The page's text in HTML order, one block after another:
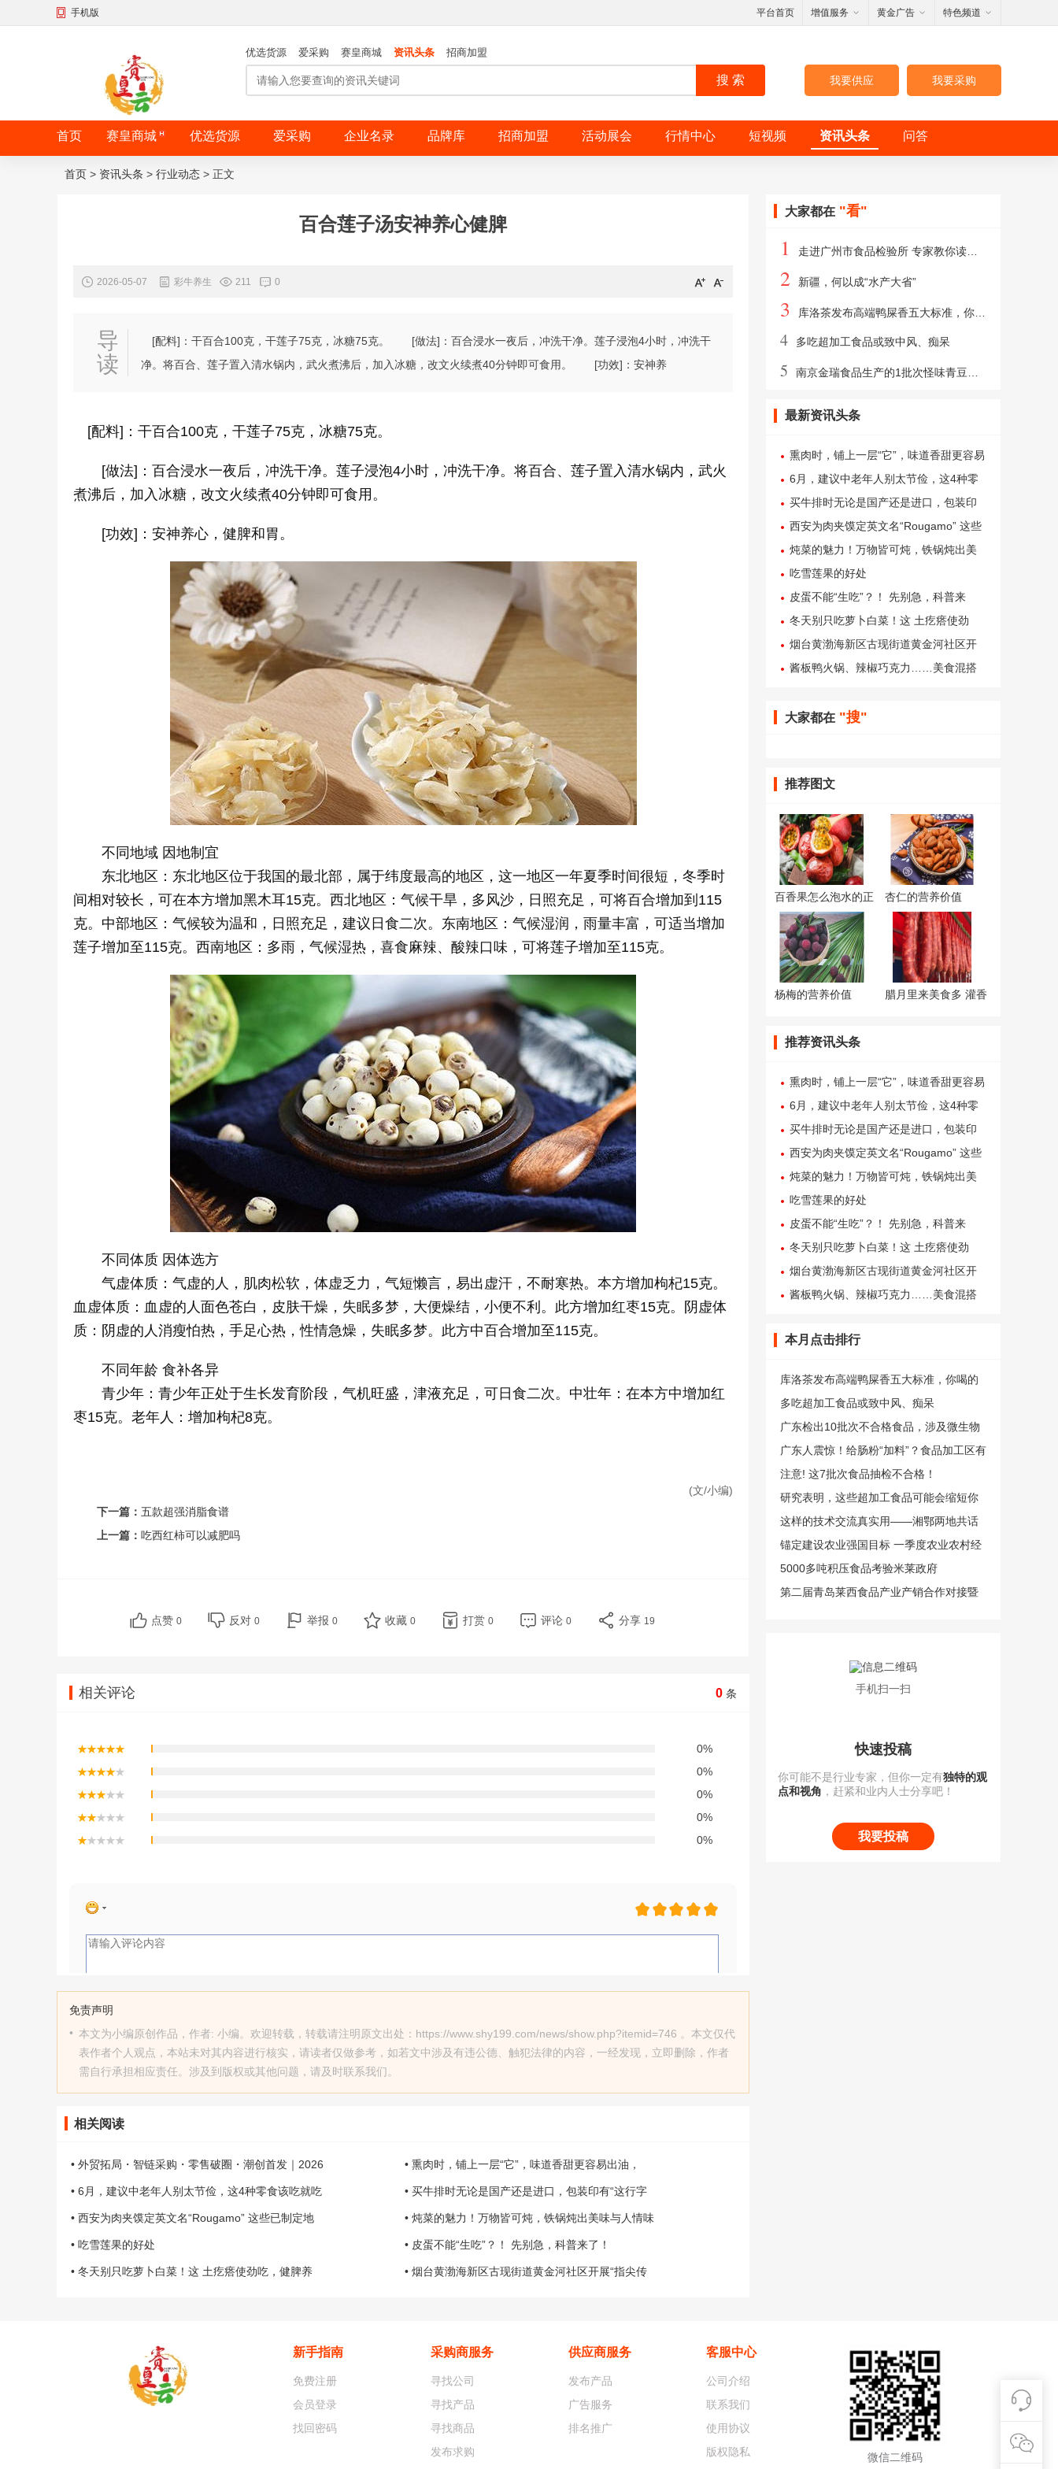
手机版 平台首页 增值服务 黄金广告 特色频道
优选货源 爱采购 赛皇商城 资讯头条 招商加盟
搜 索 我要采购
我要供应
首页 赛皇商城 优选货源 爱采购 企业名录 品牌库 招商加盟 活动展会 行情中心 短视频 资讯头条 问答
首页 > 资讯头条 > 行业动态 > 正文
百合莲子汤安神养心健脾
2026-05-07 彩牛养生 211 0
导
读
[配料]：干百合100克，干莲子75克，冰糖75克。 [做法]：百合浸水一夜后，冲洗干净。莲子浸泡4小时，冲洗干
净。将百合、莲子置入清水锅内，武火煮沸后，加入冰糖，改文火续煮40分钟即可食用。 [功效]：安神养
[配料]：干百合100克，干莲子75克，冰糖75克。
[做法]：百合浸水一夜后，冲洗干净。莲子浸泡4小时，冲洗干净。将百合、莲子置入清水锅内，武火
煮沸后，加入冰糖，改文火续煮40分钟即可食用。
[功效]：安神养心，健脾和胃。
不同地域 因地制宜
东北地区：东北地区位于我国的最北部，属于纬度最高的地区，这一地区一年夏季时间很短，冬季时
间相对较长，可在本方增加黑木耳15克。西北地区：气候干旱，多风沙，日照充足，可将百合增加到115
克。中部地区：气候较为温和，日照充足，建议日食二次。东南地区：气候湿润，雨量丰富，可适当增加
莲子增加至115克。西南地区：多雨，气候湿热，喜食麻辣、酸辣口味，可将莲子增加至115克。
不同体质 因体选方
气虚体质：气虚的人，肌肉松软，体虚乏力，气短懒言，易出虚汗，不耐寒热。本方增加枸杞15克。
血虚体质：血虚的人面色苍白，皮肤干燥，失眠多梦，大便燥结，小便不利。此方增加红枣15克。阴虚体
质：阴虚的人消瘦怕热，手足心热，性情急燥，失眠多梦。此方中百合增加至115克。
不同年龄 食补各异
青少年：青少年正处于生长发育阶段，气机旺盛，津液充足，可日食二次。中壮年：在本方中增加红
枣15克。老年人：增加枸杞8克。
(文/小编)
下一篇： 五款超强消脂食谱
上一篇： 吃西红柿可以减肥吗
点赞 0 反对 0 举报 0 收藏 0 打赏 0 评论 0 分享 19
0 条
相关评论
免责声明
• 本文为小编原创作品，作者: 小编。欢迎转载，转载请注明原文出处：https://www.shy199.com/news/show.php?itemid=746 。本文仅代
表作者个人观点，本站未对其内容进行核实，请读者仅做参考，如若文中涉及有违公德、触犯法律的内容，一经发现，立即删除，作者
需自行承担相应责任。涉及到版权或其他问题，请及时联系我们。
相关阅读
• 外贸拓局・智链采购・零售破圈・潮创首发｜2026 • 熏肉时，铺上一层“它”，味道香甜更容易出油，
• 6月，建议中老年人别太节俭，这4种零食该吃就吃 • 买牛排时无论是国产还是进口，包装印有“这行字
• 西安为肉夹馍定英文名“Rougamo” 这些已制定地 • 炖菜的魅力！万物皆可炖，铁锅炖出美味与人情味
• 吃雪莲果的好处 • 皮蛋不能“生吃”？！ 先别急，科普来了！
• 冬天别只吃萝卜白菜！这 土疙瘩使劲吃，健脾养 • 烟台黄渤海新区古现街道黄金河社区开展“指尖传
大家都在 "看"
1 走进广州市食品检验所 专家教你读懂食品标签背后藏着这些秘密
2 新疆，何以成“水产大省”
3 库洛茶发布高端鸭屎香五大标准，你喝的茶是什么等级？
4 多吃超加工食品或致中风、痴呆
5 南京金瑞食品生产的1批次怪味青豆过氧化值超标
最新资讯头条
熏肉时，铺上一层“它”，味道香甜更容易
出油，吃起来口感更好
6月，建议中老年人别太节俭，这4种零
食该吃就吃，元气满满过夏天
买牛排时无论是国产还是进口，包装印
有“这行字”，就是合成牛排
西安为肉夹馍定英文名“Rougamo” 这些
已制定地方标准的特色小吃是你家乡的
吗？
炖菜的魅力！万物皆可炖，铁锅炖出美
味与人情味
吃雪莲果的好处
皮蛋不能“生吃”？！ 先别急，科普来
了！
冬天别只吃萝卜白菜！这 土疙瘩使劲
吃，健脾养胃抗炎，实惠营养
烟台黄渤海新区古现街道黄金河社区开
展“指尖传美食 面点乐分享”面点技能培
酱板鸭火锅、辣椒巧克力……美食混搭
大家都在 "搜"
推荐图文
百香果怎么泡水的正
确
杏仁的营养价值
杨梅的营养价值 腊月里来美食多 灌香
推荐资讯头条
熏肉时，铺上一层“它”，味道香甜更容易
出油，吃起来口感更好
6月，建议中老年人别太节俭，这4种零
食该吃就吃，元气满满过夏天
买牛排时无论是国产还是进口，包装印
有“这行字”，就是合成牛排
西安为肉夹馍定英文名“Rougamo” 这些
已制定地方标准的特色小吃是你家乡的
吗？
炖菜的魅力！万物皆可炖，铁锅炖出美
味与人情味
吃雪莲果的好处
皮蛋不能“生吃”？！ 先别急，科普来
了！
冬天别只吃萝卜白菜！这 土疙瘩使劲
吃，健脾养胃抗炎，实惠营养
烟台黄渤海新区古现街道黄金河社区开
展“指尖传美食 面点乐分享”面点技能培
酱板鸭火锅、辣椒巧克力……美食混搭
本月点击排行
库洛茶发布高端鸭屎香五大标准，你喝的
茶是什么等级？
多吃超加工食品或致中风、痴呆
广东检出10批次不合格食品，涉及微生物
污染、食品添加剂超限量使用及其他指标
问题
广东人震惊！给肠粉“加料”？食品加工区有
鼠迹……
注意! 这7批次食品抽检不合格！
研究表明，这些超加工食品可能会缩短你
的寿命
这样的技术交流真实用——湘鄂两地共话
茶产业高质量发展
锚定建设农业强国目标 一季度农业农村经
济开局稳健
5000多吨积压食品考验米莱政府
第二届青岛莱西食品产业产销合作对接暨
手机扫一扫
快速投稿
你可能不是行业专家，但你一定有独特的观
点和视角 ，赶紧和业内人士分享吧！
我要投稿
新手指南
免费注册
会员登录
找回密码
采购商服务
寻找公司
寻找产品
寻找商品
发布求购
供应商服务
发布产品
广告服务
排名推广
客服中心
公司介绍
联系我们
使用协议
版权隐私
微信二维码